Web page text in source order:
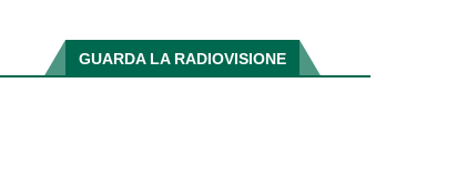
GUARDA LA RADIOVISIONE